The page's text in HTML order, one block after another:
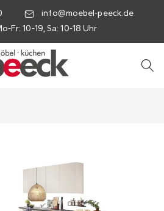
info@moebel-peeck.de
Fr: 10-19, Sa: 10-18 Uhr